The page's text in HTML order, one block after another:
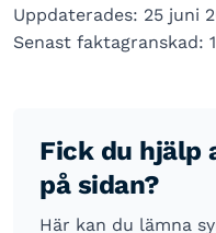
Uppdaterades: 25 juni
Senast faktagranskad:
Fick du hjälp
på sidan?
Här kan du lämna